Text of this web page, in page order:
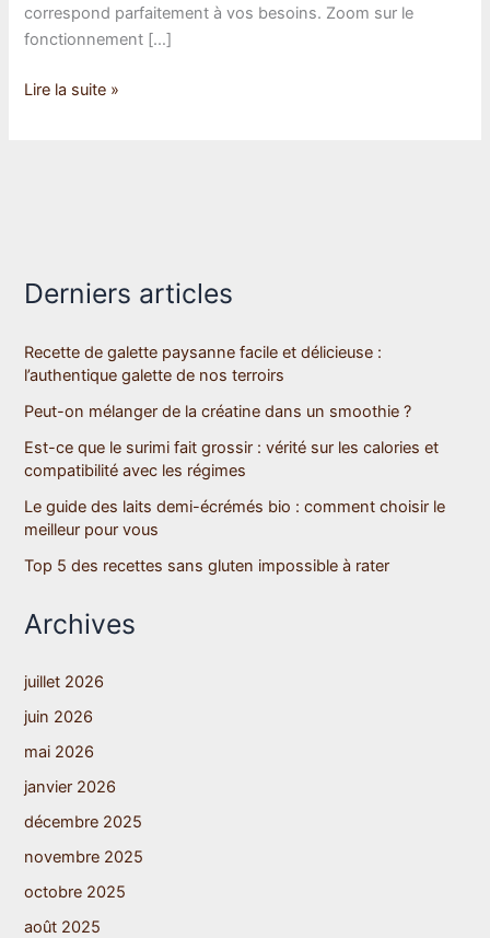
correspond parfaitement à vos besoins. Zoom sur le
fonctionnement […]
Guide
italienne
Lire la suite »
Derniers articles
Recette de galette paysanne facile et délicieuse :
l’authentique galette de nos terroirs
Peut-on mélanger de la créatine dans un smoothie ?
Est-ce que le surimi fait grossir : vérité sur les calories et
compatibilité avec les régimes
Le guide des laits demi-écrémés bio : comment choisir le
meilleur pour vous
Top 5 des recettes sans gluten impossible à rater
Archives
juillet 2026
juin 2026
mai 2026
janvier 2026
décembre 2025
novembre 2025
octobre 2025
août 2025